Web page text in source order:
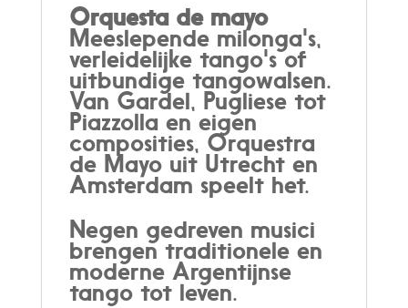
quantity
Orquesta de mayo
Meeslepende milonga's,
verleidelijke tango's of
uitbundige tangowalsen.
Van Gardel, Pugliese tot
Piazzolla en eigen
composities, Orquestra
de Mayo uit Utrecht en
Amsterdam speelt het.
Negen gedreven musici
brengen traditionele en
moderne Argentijnse
tango tot leven.